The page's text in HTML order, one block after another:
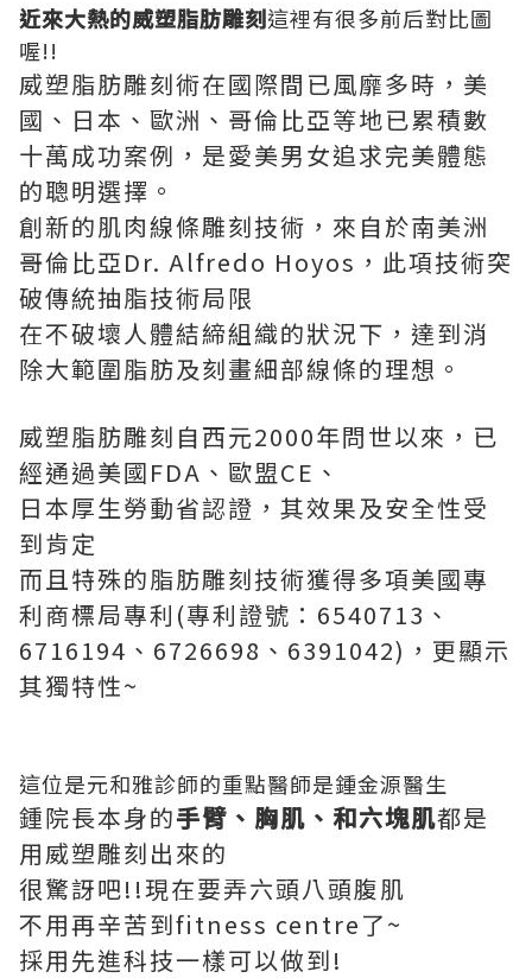
近來大熱的威塑脂肪雕刻這裡有很多前后對比圖
喔!!
威塑脂肪雕刻術在國際間已風靡多時，美
國、日本、歐洲、哥倫比亞等地已累積數
十萬成功案例，是愛美男女追求完美體態
的聰明選擇。
創新的肌肉線條雕刻技術，來自於南美洲
哥倫比亞Dr. Alfredo Hoyos，此項技術突
破傳統抽脂技術局限
在不破壞人體結締組織的狀況下，達到消
除大範圍脂肪及刻畫細部線條的理想。
威塑脂肪雕刻自西元2000年問世以來，已
經通過美國FDA、歐盟CE、
日本厚生勞動省認證，其效果及安全性受
到肯定
而且特殊的脂肪雕刻技術獲得多項美國專
利商標局專利(專利證號：6540713、
6716194、6726698、6391042)，更顯示
其獨特性~
這位是元和雅診師的重點醫師是鍾金源醫生
鍾院長本身的手臂、胸肌、和六塊肌都是
用威塑雕刻出來的
很驚訝吧!!現在要弄六頭八頭腹肌
不用再辛苦到fitness centre了~
採用先進科技一樣可以做到!